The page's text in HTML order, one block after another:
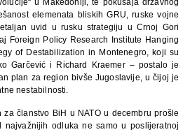
elemenata bliskih GRU, ruske vojne
uvid u rusku strategiju u Crnoj Gori
Foreign Policy Research Institute Hanging
of Destabilization in Montenegro, koji su
Garčević i Richard Kraemer – postalo je
plan za region bivše Jugoslavije, u čijoj je
nestabilnosti.
članstvo BiH u NATO u decembru prošle
najvažnijih odluka ne samo u poslijeratnoj